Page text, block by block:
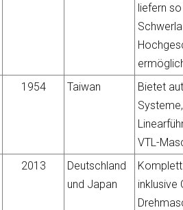
liefern
1954 Taiwan
Bietet
VTL-
2013
Deutschland
und Japan
inklusive